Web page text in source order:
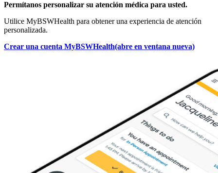
Permítanos personalizar su atención médica para usted.
Utilice MyBSWHealth para obtener una experiencia de atención
personalizada.
Crear una cuenta MyBSWHealth(abre en ventana nueva)